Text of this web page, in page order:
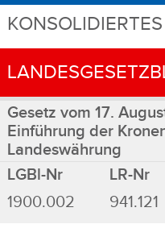
Gesetz vom 17.
Einführung der
Landeswährung
LGBl-Nr
LR-Nr
1900.002
941.121